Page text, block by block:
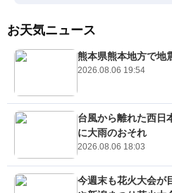
お天気ニュース
熊本県熊本地方で地
2026.08.06 19:54
台風から離れた西
に大雨のおそれ
2026.08.06 18:03
今週末も花火大会